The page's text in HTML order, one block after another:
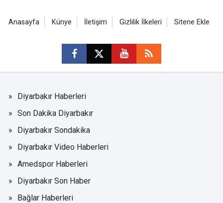
Anasayfa Künye İletişim Gizlilik İlkeleri Sitene Ekle
Diyarbakır Haberleri
Son Dakika Diyarbakır
Diyarbakır Sondakika
Diyarbakır Video Haberleri
Amedspor Haberleri
Diyarbakır Son Haber
Bağlar Haberleri